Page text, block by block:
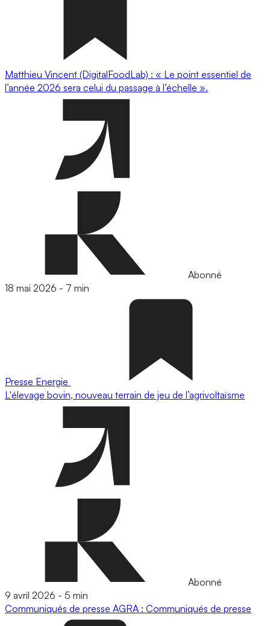
Matthieu Vincent (DigitalFoodLab) : « Le point essentiel de
l’année 2026 sera celui du passage à l’échelle ».
Abonné
18 mai 2026 - 7 min
Presse Energie
L'élevage bovin, nouveau terrain de jeu de l’agrivoltaïsme
Abonné
9 avril 2026 - 5 min
Communiqués de presse AGRA : Communiqués de presse